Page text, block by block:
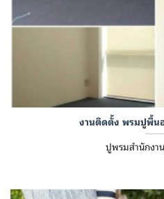
งานติดตั้ง พรมปูพื้น
ปูพรมสำนักงา